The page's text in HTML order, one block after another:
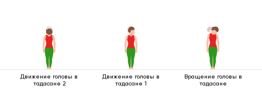
Движение головы в
тадасане 2
Движение головы в
тадасане 1
Вращение головы в
тадасане